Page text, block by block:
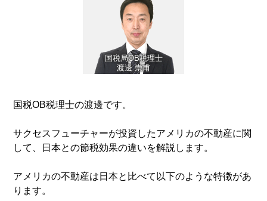
国税局OB税理士
渡邊 崇甫
国税OB税理士の渡邊です。
サクセスフューチャーが投資したアメリカの不動産に関
して、日本との節税効果の違いを解説します。
アメリカの不動産は日本と比べて以下のような特徴があ
ります。